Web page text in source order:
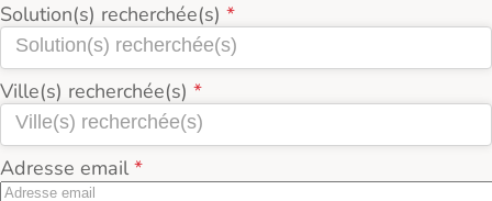
Solution(s) recherchée(s)
Ville(s) recherchée(s)
Adresse email